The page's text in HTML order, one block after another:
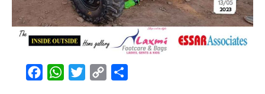
FacebookWhatsAppTwitterCopy